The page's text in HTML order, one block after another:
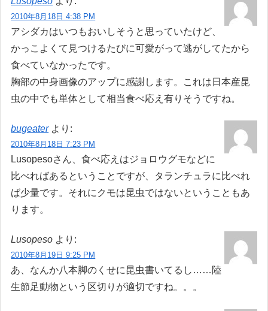
2010年8月18日 4:38 PM
アシダカはいつもおいしそうと思っていたけど、
かっこよくて見つけるたびに可愛がって逃がしてたから
食べていなかったです。
胸部の中身画像のアップに感謝します。これは日本産昆
虫の中でも単体として相当食べ応え有りそうですね。
bugeater より:
2010年8月18日 7:23 PM
Lusopesoさん、食べ応えはジョロウグモなどに
比べればあるということですが、タランチュラに比べれ
ば少量です。それにクモは昆虫ではないということもあ
ります。
Lusopeso より:
2010年8月19日 9:25 PM
あ、なんか八本脚のくせに昆虫書いてるし……陸
生節足動物という区切りが適切ですね。。。